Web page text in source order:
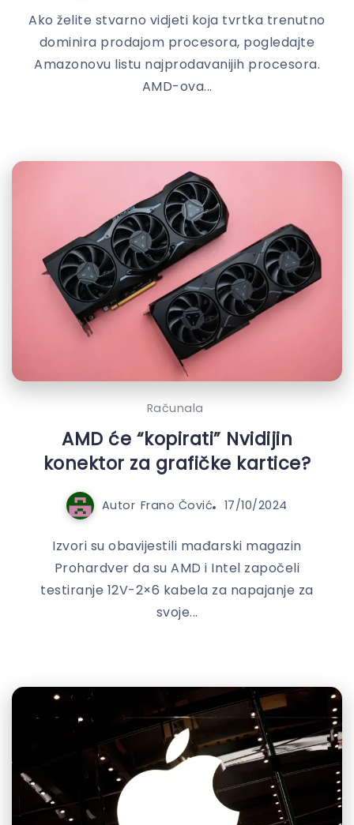
Ako želite stvarno vidjeti koja tvrtka trenutno
dominira prodajom procesora, pogledajte
Amazonovu listu najprodavanijih procesora.
AMD-ova...
Računala
AMD će “kopirati” Nvidijin
konektor za grafičke kartice?
Autor Frano Čović 17/10/2024
Izvori su obavijestili mađarski magazin
Prohardver da su AMD i Intel započeli
testiranje 12V-2×6 kabela za napajanje za
svoje...